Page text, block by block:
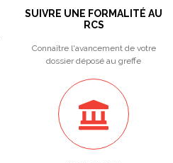
SUIVRE UNE FORMALITÉ AU
RCS
Connaître l'avancement de votre
dossier déposé au greffe